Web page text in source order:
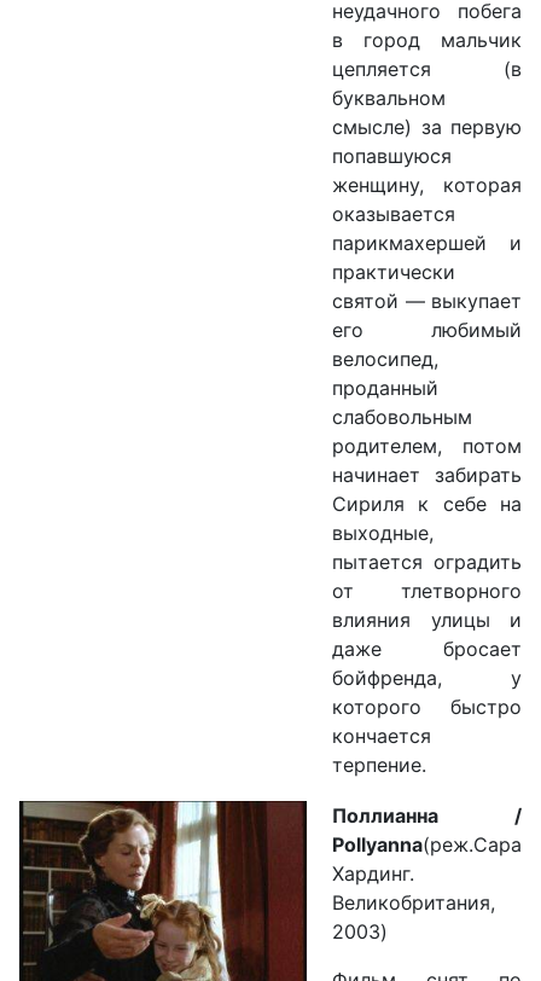
неудачного побега
в город мальчик
цепляется (в
буквальном
смысле) за первую
попавшуюся
женщину, которая
оказывается
парикмахершей и
практически
святой — выкупает
его любимый
велосипед,
проданный
слабовольным
родителем, потом
начинает забирать
Сириля к себе на
выходные,
пытается оградить
от тлетворного
влияния улицы и
даже бросает
бойфренда, у
которого быстро
кончается
терпение.
Поллианна /
Pollyanna(реж.Сара
Хардинг.
Великобритания,
2003)